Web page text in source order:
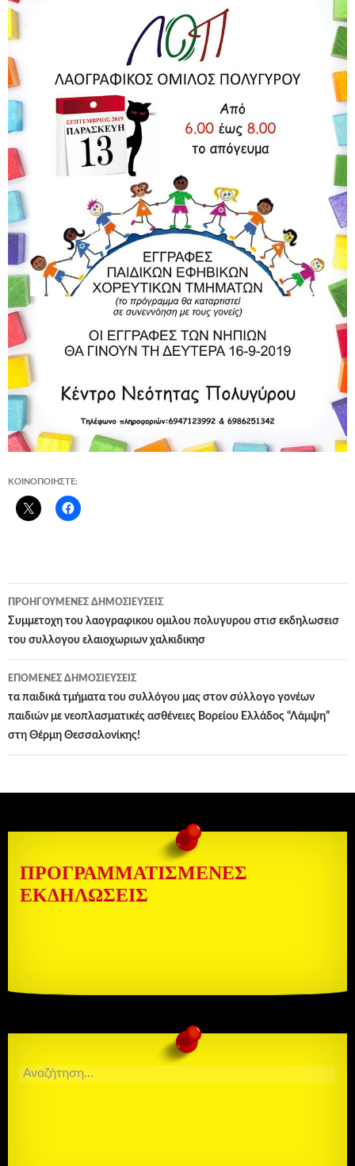
ΚΟΙΝΟΠΟΙΉΣΤΕ:
Πλοήγηση
άρθρων
ΠΡΟΗΓΟΎΜΕΝΕΣ ΔΗΜΟΣΙΕΎΣΕΙΣ
Συμμετοχη του λαογραφικου ομιλου πολυγυρου στισ εκδηλωσεισ
του συλλογου ελαιοχωριων χαλκιδικησ
ΕΠΌΜΕΝΕΣ ΔΗΜΟΣΙΕΎΣΕΙΣ
τα παιδικά τμήματα του συλλόγου μας στον σύλλογο γονέων
παιδιών με νεοπλασματικές ασθένειες Βορείου Ελλάδος “Λάμψη”
στη Θέρμη Θεσσαλονίκης!
ΠΡΟΓΡΑΜΜΑΤΙΣΜΈΝΕΣ
ΕΚΔΗΛΏΣΕΙΣ
ΑΝΑΖΉΤΗΣΗ
ΓΙΑ: